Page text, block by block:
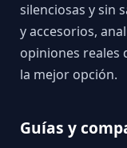
silenciosas y sin
y accesorios,
opiniones reales
la mejor opción.
Guías y